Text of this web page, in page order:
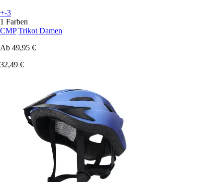
+-3
1 Farben
CMP Trikot Damen
Ab 49,95 €
32,49 €